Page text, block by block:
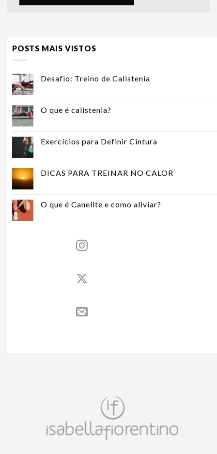
POSTS MAIS VISTOS
Desafio: Treino de Calistenia
O que é calistenia?
Exercícios para Definir Cintura
DICAS PARA TREINAR NO CALOR
O que é Canelite e como aliviar?